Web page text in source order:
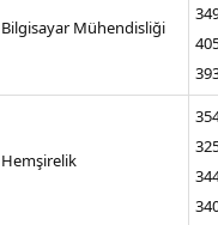
Bilgisayar Mühendisliği
Hemşirelik